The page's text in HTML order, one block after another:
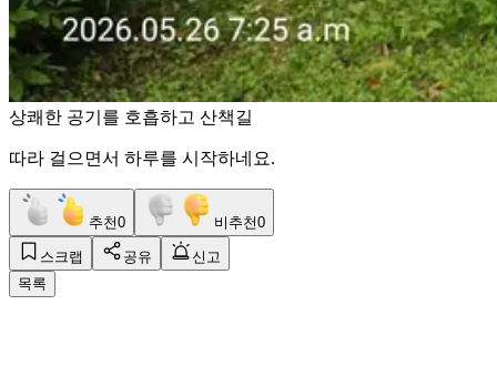
상쾌한 공기를 호흡하고 산책길
따라 걸으면서 하루를 시작하네요.
추천0 비추천0
스크랩 공유
신고
목록